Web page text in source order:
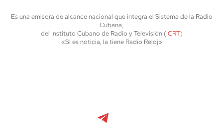
Es una emisora de alcance nacional que integra el Sistema de la Radio
Cubana,
del Instituto Cubano de Radio y Televisión (ICRT)
«Si es noticia, la tiene Radio Reloj»